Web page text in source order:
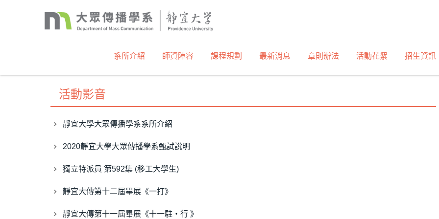
區
系所介紹 師資陣容 課程規劃 最新消息 章則辦法 活動花絮 招生資訊
活動影音
靜宜大學大眾傳播學系系所介紹
2020靜宜大學大眾傳播學系甄試說明
獨立特派員 第592集 (移工大學生)
靜宜大傳第十二屆畢展《一打》
靜宜大傳第十一屆畢展《十一駐‧行 》